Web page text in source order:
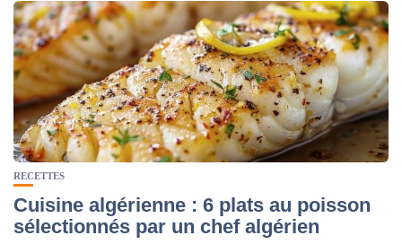
RECETTES
Cuisine algérienne : 6 plats au poisson
sélectionnés par un chef algérien